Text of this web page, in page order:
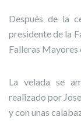
Después de la
presidente de la
Falleras Mayores
La velada se
realizado por
y con unas